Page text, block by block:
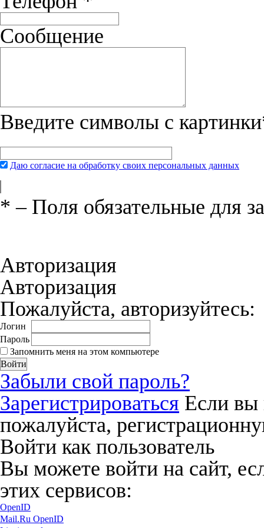
Сообщение
Введите символы с картинки
Даю согласие на обработку своих персональных данных
* – Поля обязательные для
Авторизация
Авторизация
Пожалуйста, авторизуйтесь:
Логин
Пароль
Запомнить меня на этом компьютере
Забыли свой пароль?
Зарегистрироваться Если вы
пожалуйста,
Войти как пользователь
Вы можете войти на сайт,
этих сервисов:
OpenID
Mail.Ru OpenID